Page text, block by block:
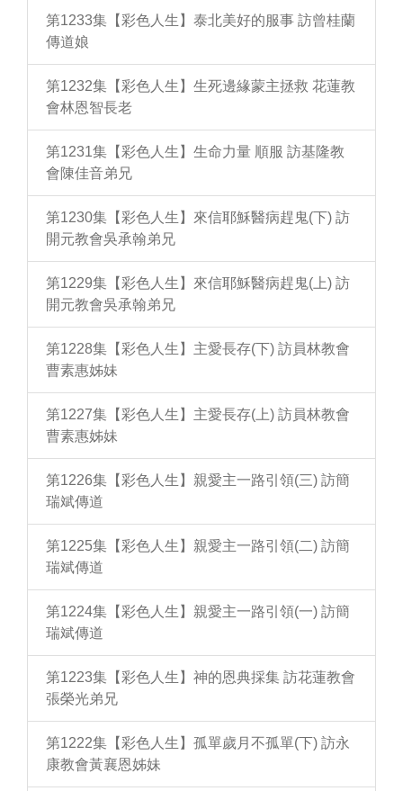
第1233集【彩色人生】泰北美好的服事 訪曾桂蘭
傳道娘
第1232集【彩色人生】生死邊緣蒙主拯救 花蓮教
會林恩智長老
第1231集【彩色人生】生命力量 順服 訪基隆教
會陳佳音弟兄
第1230集【彩色人生】來信耶穌醫病趕鬼(下) 訪
開元教會吳承翰弟兄
第1229集【彩色人生】來信耶穌醫病趕鬼(上) 訪
開元教會吳承翰弟兄
第1228集【彩色人生】主愛長存(下) 訪員林教會
曹素惠姊妹
第1227集【彩色人生】主愛長存(上) 訪員林教會
曹素惠姊妹
第1226集【彩色人生】親愛主一路引領(三) 訪簡
瑞斌傳道
第1225集【彩色人生】親愛主一路引領(二) 訪簡
瑞斌傳道
第1224集【彩色人生】親愛主一路引領(一) 訪簡
瑞斌傳道
第1223集【彩色人生】神的恩典採集 訪花蓮教會
張榮光弟兄
第1222集【彩色人生】孤單歲月不孤單(下) 訪永
康教會黃襄恩姊妹